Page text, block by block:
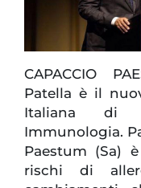
CAPACCIO
Patella è il
Italiana di
Immunologia.
Paestum (Sa)
rischi di